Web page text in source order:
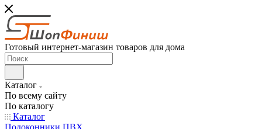
Готовый интернет-магазин товаров для дома
Каталог
По всему сайту
По каталогу
Каталог
Подоконники ПВХ